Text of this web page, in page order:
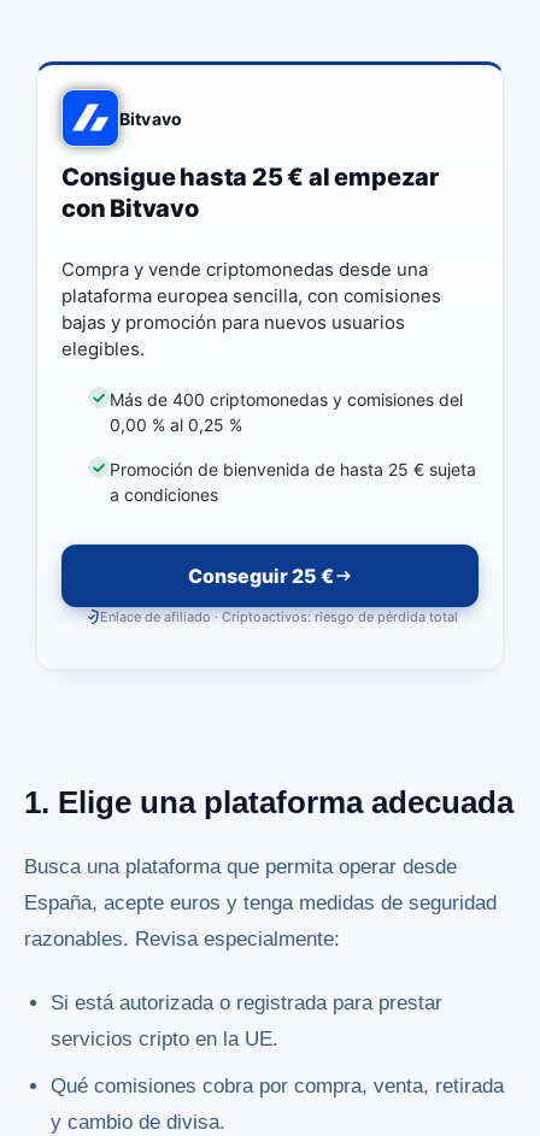
Bitvavo
Consigue hasta 25 € al empezar
con Bitvavo
Compra y vende criptomonedas desde una
plataforma europea sencilla, con comisiones
bajas y promoción para nuevos usuarios
elegibles.
Más de 400 criptomonedas y comisiones del
0,00 % al 0,25 %
Promoción de bienvenida de hasta 25 € sujeta
a condiciones
Conseguir 25 €
Enlace de afiliado · Criptoactivos: riesgo de pérdida total
1. Elige una plataforma adecuada
Busca una plataforma que permita operar desde
España, acepte euros y tenga medidas de seguridad
razonables. Revisa especialmente:
Si está autorizada o registrada para prestar
servicios cripto en la UE.
Qué comisiones cobra por compra, venta, retirada
y cambio de divisa.